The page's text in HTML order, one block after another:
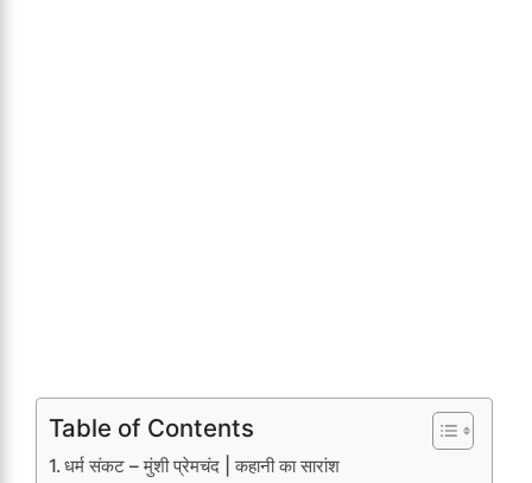
Table of Contents
धर्म संकट – मुंशी प्रेमचंद | कहानी का सारांश